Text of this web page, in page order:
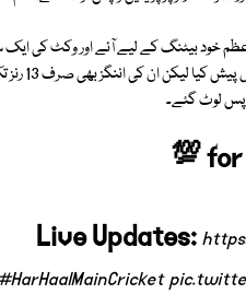
خود بیٹنگ کے لیے آئے اور وکٹ کی
حیدر
💯 for
Live Updates: